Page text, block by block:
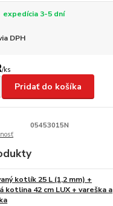
expedícia 3-5 dní
DPH
/ks
Pridať do košíka
05453015N
kotlík 25 L (1,2 mm) +
kotlina 42 cm LUX + vareška a